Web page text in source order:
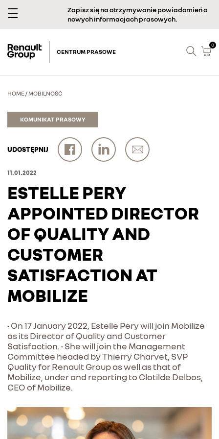
Zapisz się na otrzymywanie powiadomień o
nowych informacjach prasowych.
CENTRUM PRASOWE
0
HOME/MOBILNOŚĆ
KOMUNIKAT PRASOWY
UDOSTĘPNIJ
11.01.2022
ESTELLE PERY
APPOINTED DIRECTOR
OF QUALITY AND
CUSTOMER
SATISFACTION AT
MOBILIZE
• On 17 January 2022, Estelle Pery will join Mobilize
as its Director of Quality and Customer
Satisfaction. • She will join the Management
Committee headed by Thierry Charvet, SVP
Quality for Renault Group as well as that of
Mobilize, under and reporting to Clotilde Delbos,
CEO of Mobilize.